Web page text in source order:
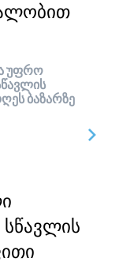
უფრო
ბაზარზე